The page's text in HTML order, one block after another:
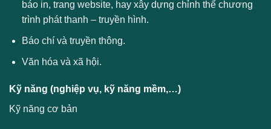
báo in, trang website, hay xây dựng chỉnh thể chương
trình phát thanh – truyền hình.
Báo chí và truyền thông.
Văn hóa và xã hội.
Kỹ năng (nghiệp vụ, kỹ năng mềm,…)
Kỹ năng cơ bản